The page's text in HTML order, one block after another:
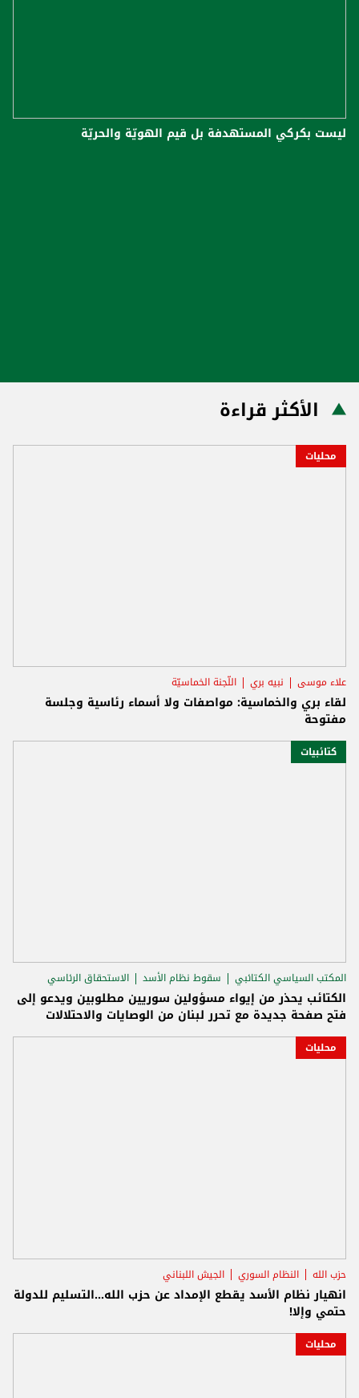
ليست بكركي المستهدفة بل قيم الهويّة والحريّة
الأكثر قراءة
محليات
علاء موسى نبيه بري اللّجنة الخماسيّة
لقاء بري والخماسية: مواصفات ولا أسماء رئاسية وجلسة
مفتوحة
كتائبيات
المكتب السياسي الكتائبي سقوط نظام الأسد الاستحقاق الرئاسي
الكتائب يحذر من إيواء مسؤولين سوريين مطلوبين ويدعو إلى
فتح صفحة جديدة مع تحرر لبنان من الوصايات والاحتلالات
محليات
حزب الله النظام السوري الجيش اللبناني
انهيار نظام الأسد يقطع الإمداد عن حزب الله...التسليم للدولة
حتمي وإلا!
محليات